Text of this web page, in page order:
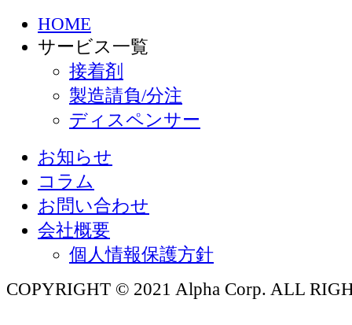
HOME
サービス一覧
接着剤
製造請負/分注
ディスペンサー
お知らせ
コラム
お問い合わせ
会社概要
個人情報保護方針
COPYRIGHT © 2021 Alpha Corp. ALL